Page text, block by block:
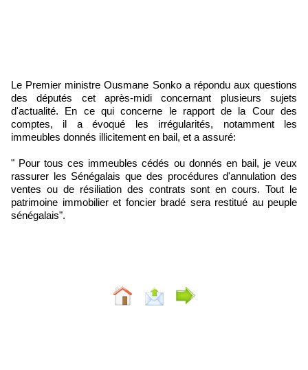
Le Premier ministre Ousmane Sonko a répondu aux questions
des députés cet après-midi concernant plusieurs sujets
d'actualité. En ce qui concerne le rapport de la Cour des
comptes, il a évoqué les irrégularités, notamment les
immeubles donnés illicitement en bail, et a assuré:
" Pour tous ces immeubles cédés ou donnés en bail, je veux
rassurer les Sénégalais que des procédures d'annulation des
ventes ou de résiliation des contrats sont en cours. Tout le
patrimoine immobilier et foncier bradé sera restitué au peuple
sénégalais".